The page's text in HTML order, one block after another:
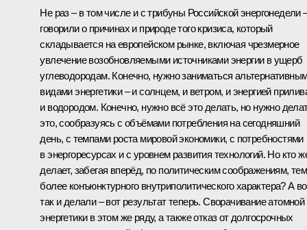
Не раз – в том числе и с трибуны Российской энергонедели
говорили о причинах и природе того кризиса, который
складывается на европейском рынке, включая чрезмерное
увлечение возобновляемыми источниками энергии в ущерб
углеводородам. Конечно, нужно заниматься
видами энергетики – и солнцем, и ветром, и энергией
и водородом. Конечно, нужно всё это делать, но нужно
это, сообразуясь с объёмами потребления на сегодняшний
день, с темпами роста мировой экономики, с потребностями
в энергоресурсах и с уровнем развития технологий. Но кто
делает, забегая вперёд, по политическим соображениям, тем
более конъюнктурного внутриполитического характера? А
так и делали – вот результат теперь. Сворачивание атомной
энергетики в этом же ряду, а также отказ от долгосрочных